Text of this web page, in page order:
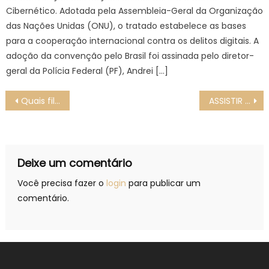
Cibernético. Adotada pela Assembleia-Geral da Organização
das Nações Unidas (ONU), o tratado estabelece as bases
para a cooperação internacional contra os delitos digitais. A
adoção da convenção pelo Brasil foi assinada pelo diretor-
geral da Polícia Federal (PF), Andrei […]
Navegação
de
Quais filmes vão passar Quinta (20/06) na Globo? SESSÃO DA TARDE ASSISTIR Novo Hamburgo x Concórdia VIVO COM IMAGENS Campeonato Brasileiro série D 2024, HOJE (19/06), PALPITES
Deixe um comentário
Você precisa fazer o login para publicar um
comentário.